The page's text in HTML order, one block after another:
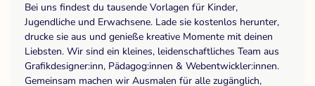
Bei uns findest du tausende Vorlagen für Kinder,
Jugendliche und Erwachsene. Lade sie kostenlos herunter,
drucke sie aus und genieße kreative Momente mit deinen
Liebsten. Wir sind ein kleines, leidenschaftliches Team aus
Grafikdesigner:inn, Pädagog:innen & Webentwickler:innen.
Gemeinsam machen wir Ausmalen für alle zugänglich,